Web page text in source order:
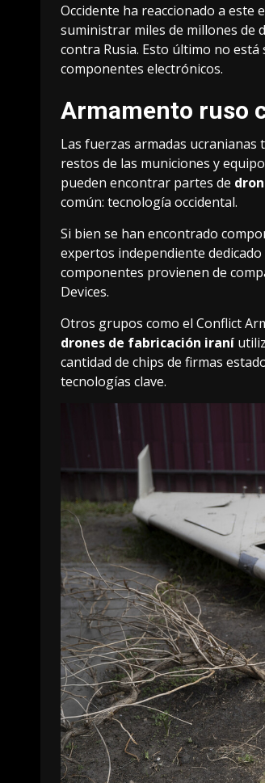
Occidente ha reaccionado a este
suministrar miles de millones de
contra Rusia. Esto último no está
componentes electrónicos.
Armamento ruso
Las fuerzas armadas ucranianas
restos de las municiones y
pueden encontrar partes de
común: tecnología occidental.
Si bien se han encontrado
expertos independiente
componentes provienen de
Devices.
Otros grupos como el Conflict
drones de fabricación iraní
cantidad de chips de firmas
tecnologías clave.